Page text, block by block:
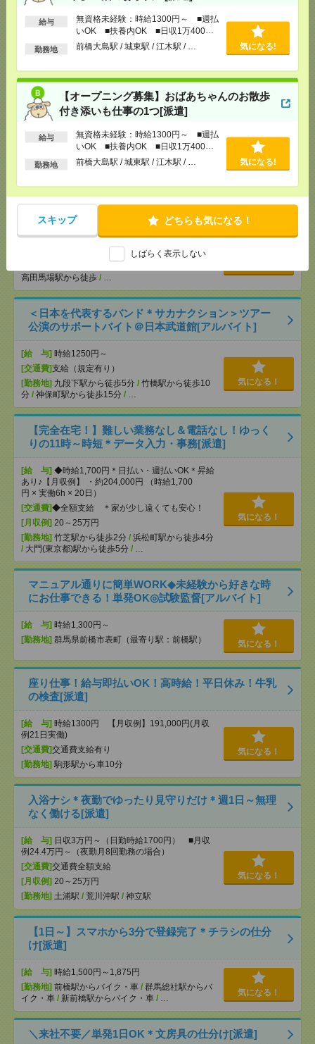
給与
無資格未経験：時給1300円～ ■週払
いOK ■扶養内OK ■日収1万400円
以上
勤務地 前橋大島駅 / 城東駅 / 江木駅 / … 気になる!
【オープニング募集】おばあちゃんのお散歩
付き添いも仕事の1つ[派遣]
給与
無資格未経験：時給1300円～ ■週払
いOK ■扶養内OK ■日収1万400円
以上
勤務地 前橋大島駅 / 城東駅 / 江木駅 / … 気になる!
スキップ どちらも気になる！
しばらく表示しない
[給 与]無資格未経験：時給1300円～ ■週払い
OK ■扶養内OK ■日収1万400円以上
交通費全額支給（ガソリン代もOK！）
[勤務地]前橋大島駅/城東駅/江木駅/…
気になる！
＼！完全在宅！／土日含む週2～OK<講座受付
>@2400円[派遣]
[給 与]時給2400円＋交
[交通費]交通費実費支給（当社規定あり）
田町(東京都)駅から徒歩4分 / 三田(東京都)
駅から徒歩7分
気になる！
【シフト自由・現金手渡しOK】iPhoneなどスマホの
充電を繋げるだけ！[派遣]
[給 与]時給1414円～ ▼日払いOK（規定あ
り） ■初勤務手当あり ※規定による
高田馬場駅から徒歩 / …
＜日本を代表するバンド＊サカナクション＞ツアー
公演のサポートバイト＠日本武道館[アルバイト]
[給 与] 時給1250円～
[交通費]支給（規定有り）
[勤務地] 九段下駅から徒歩5分 / 竹橋駅から徒歩10
分 / 神保町駅から徒歩15分 / …
気になる！
【完全在宅！】難しい業務なし＆電話なし！ゆっく
りの11時～時短＊データ入力・事務[派遣]
[給 与] ◆時給1,700円＊日払い・週払いOK＊昇給
あり♪【月収例】 ・約204,000円 （時給1,700
円 × 実働6h × 20日）
[交通費]◆全額支給 ＊家が少し遠くても安心！
[月収例] 20～25万円
[勤務地] 竹芝駅から徒歩2分 / 浜松町駅から徒歩4分
/ 大門(東京都)駅から徒歩5分 / …
気になる！
マニュアル通りに簡単WORK◆未経験から好きな時
にお仕事できる！単発OK◎試験監督[アルバイト]
[給 与] 時給1,300円～
[勤務地] 群馬県前橋市表町（最寄り駅：前橋駅） 気になる！
座り仕事！給与即払いOK！高時給！平日休み！牛乳
の検査[派遣]
[給 与] 時給1300円 【月収例】191,000円(月収
例21日実働)
[交通費]交通費支給有り
[勤務地] 駒形駅から車10分
気になる！
入浴ナシ＊夜勤でゆったり見守りだけ＊週1日～無理
なく働ける[派遣]
[給 与] 日収3万円～（日勤時給1700円） ■月収
例24.4万円～（夜勤月8回勤務の場合）
[交通費]交通費全額支給
[月収例] 20～25万円
[勤務地] 土浦駅 / 荒川沖駅 / 神立駅
気になる！
【1日～】スマホから3分で登録完了＊チラシの仕分
け[派遣]
[給 与] 時給1,500円～1,875円
[勤務地] 前橋駅からバイク・車 / 群馬総社駅からバ
イク・車 / 新前橋駅からバイク・車 / …
気になる！
＼来社不要／単発1日OK＊文房具の仕分け[派遣]